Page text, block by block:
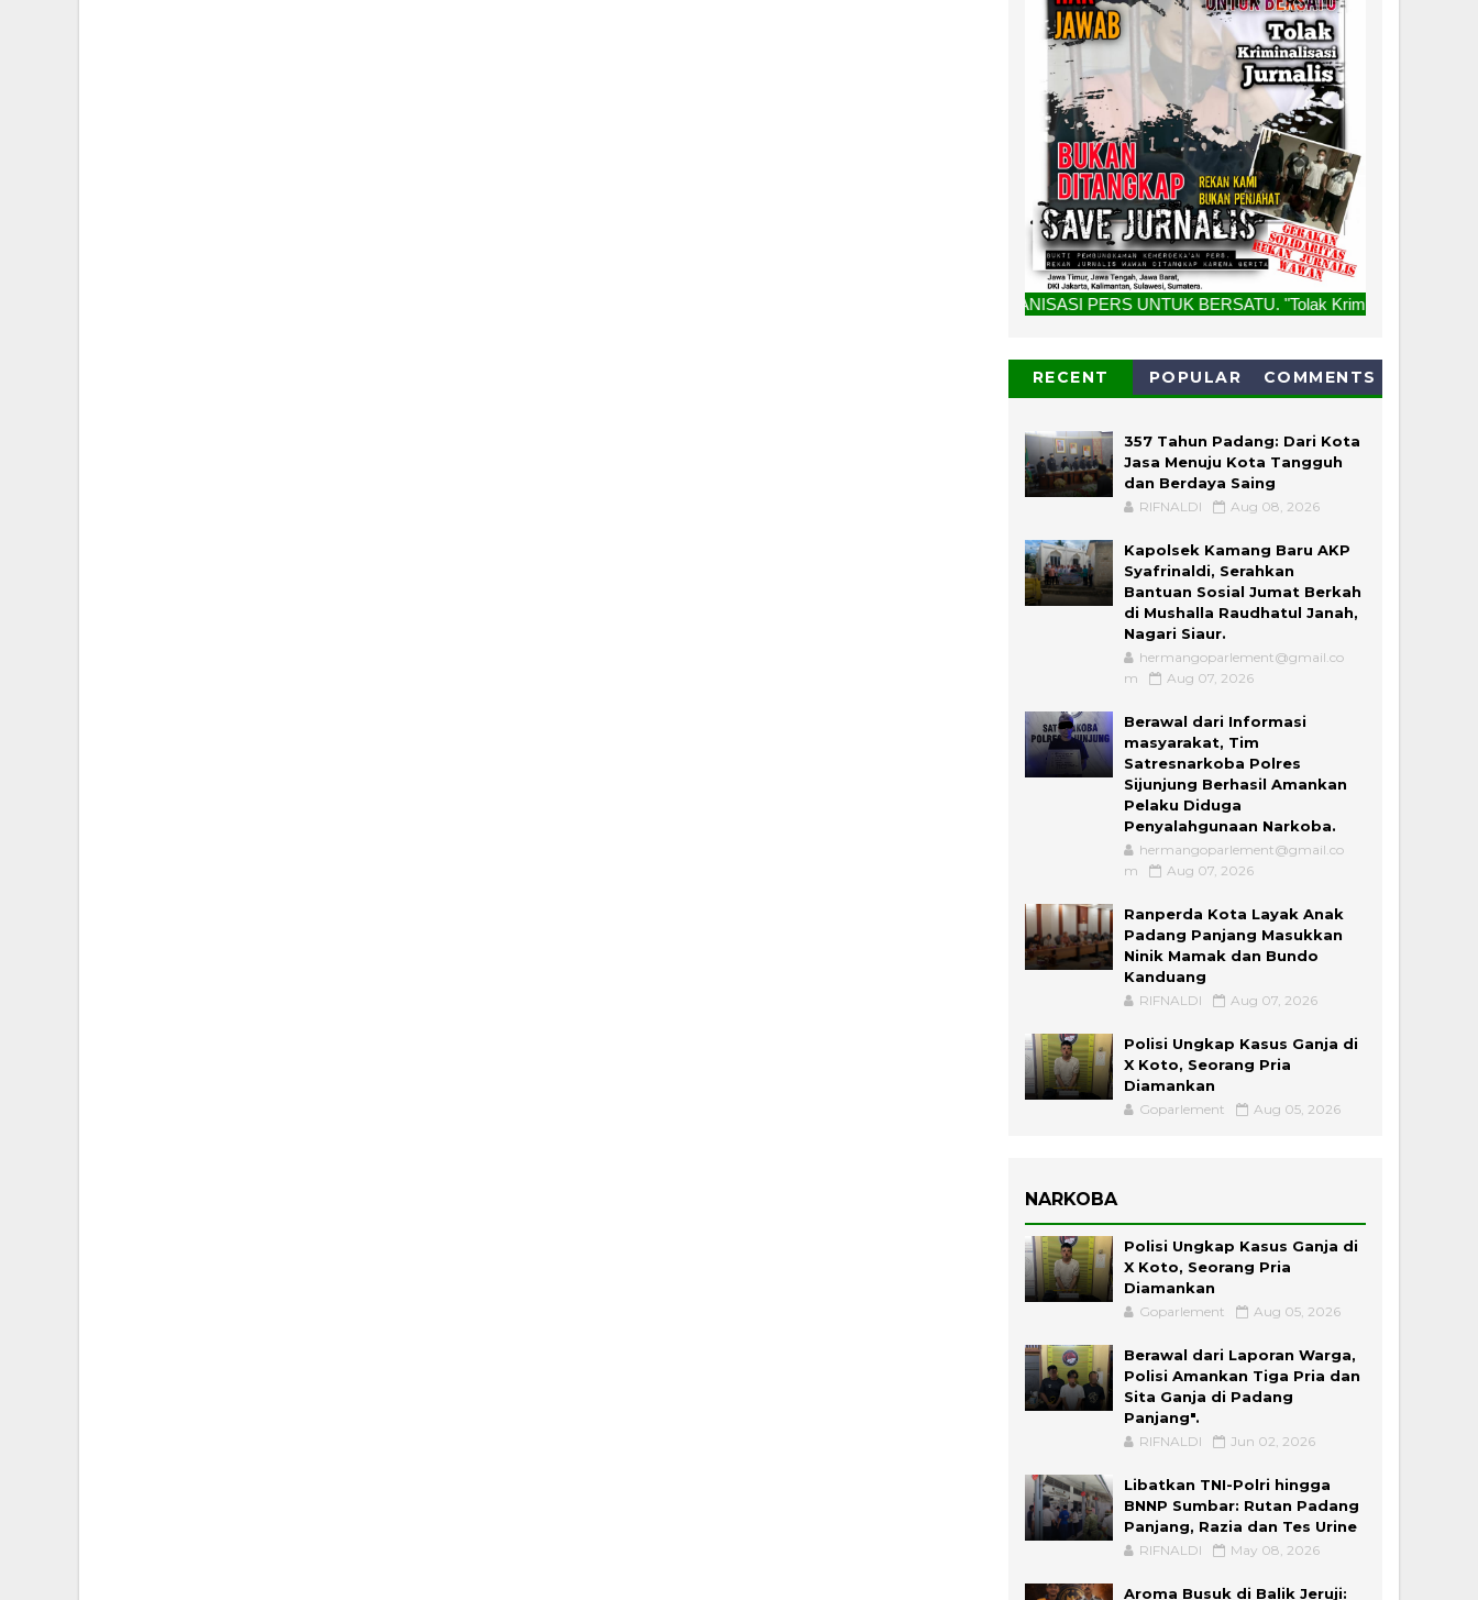
SERUAN LEMBAGA & ORGANISASI PERS UNTUK BERSATU. "Tolak Kriminalisasi Jurnalis, Rekan
RECENT POPULAR COMMENTS
357 Tahun Padang: Dari Kota
Jasa Menuju Kota Tangguh
dan Berdaya Saing
RIFNALDI Aug 08, 2026
Kapolsek Kamang Baru AKP
Syafrinaldi, Serahkan
Bantuan Sosial Jumat Berkah
di Mushalla Raudhatul Janah,
Nagari Siaur.
hermangoparlement@gmail.co
m
Aug 07, 2026
Berawal dari Informasi
masyarakat, Tim
Satresnarkoba Polres
Sijunjung Berhasil Amankan
Pelaku Diduga
Penyalahgunaan Narkoba.
hermangoparlement@gmail.co
m
Aug 07, 2026
Ranperda Kota Layak Anak
Padang Panjang Masukkan
Ninik Mamak dan Bundo
Kanduang
RIFNALDI Aug 07, 2026
Polisi Ungkap Kasus Ganja di
X Koto, Seorang Pria
Diamankan
Goparlement Aug 05, 2026
NARKOBA
Polisi Ungkap Kasus Ganja di
X Koto, Seorang Pria
Diamankan
Goparlement Aug 05, 2026
Berawal dari Laporan Warga,
Polisi Amankan Tiga Pria dan
Sita Ganja di Padang
Panjang".
RIFNALDI Jun 02, 2026
Libatkan TNI-Polri hingga
BNNP Sumbar: Rutan Padang
Panjang, Razia dan Tes Urine
RIFNALDI May 08, 2026
Aroma Busuk di Balik Jeruji: